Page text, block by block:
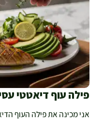
פילה עוף דיאטטי
אני מכינה את פילה העוף